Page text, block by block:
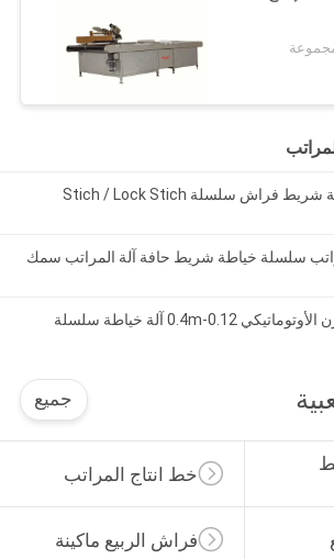
NOBO-WB-3 آلة حافة شريط فراش سلسلة Stich / Lock Stich
سلسلة خياطة شريط حافة آلة المراتب سمك
آلة حافة الشريط المرن الأوتوماتيكي 0.12-0.4m آلة خياطة سلسلة
جميع
خط انتاج المراتب
فراش الربيع ماكينة